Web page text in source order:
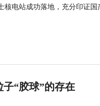
核电站成功落地，充分印证
“胶球”的存在